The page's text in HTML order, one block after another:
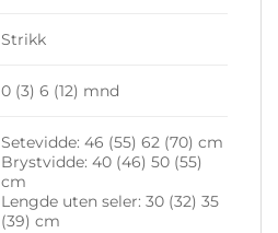
Strikk
0 (3) 6 (12) mnd
Setevidde: 46 (55) 62 (70) cm
Brystvidde: 40 (46) 50 (55)
cm
Lengde uten seler: 30 (32) 35
(39) cm